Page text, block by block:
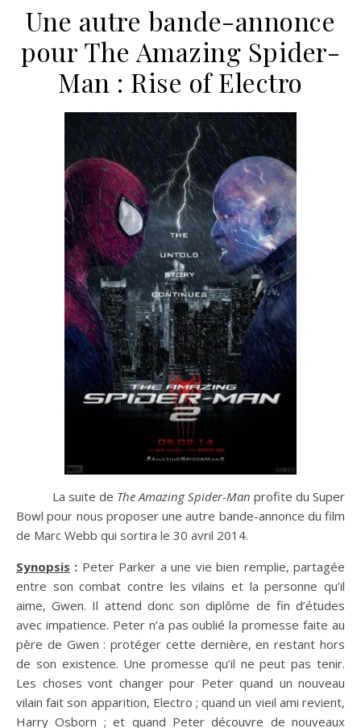
Une autre bande-annonce
pour The Amazing Spider-
Man : Rise of Electro
La suite de The Amazing Spider-Man profite du Super
Bowl pour nous proposer une autre bande-annonce du film
de Marc Webb qui sortira le 30 avril 2014.
Synopsis : Peter Parker a une vie bien remplie, partagée
entre son combat contre les vilains et la personne qu’il
aime, Gwen. Il attend donc son diplôme de fin d’études
avec impatience. Peter n’a pas oublié la promesse faite au
père de Gwen : protéger cette dernière, en restant hors
de son existence. Une promesse qu’il ne peut pas tenir.
Les choses vont changer pour Peter quand un nouveau
vilain fait son apparition, Electro ; quand un vieil ami revient,
Harry Osborn ; et quand Peter découvre de nouveaux